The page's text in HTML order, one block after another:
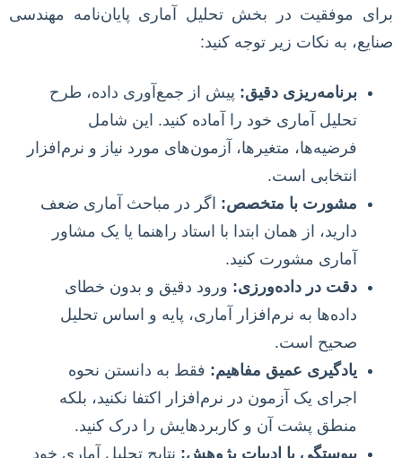
برای موفقیت در بخش تحلیل آماری پایان‌نامه مهندسی
صنایع، به نکات زیر توجه کنید:
برنامه‌ریزی دقیق: پیش از جمع‌آوری داده، طرح
تحلیل آماری خود را آماده کنید. این شامل
فرضیه‌ها، متغیرها، آزمون‌های مورد نیاز و نرم‌افزار
انتخابی است.
مشورت با متخصص: اگر در مباحث آماری ضعف
دارید، از همان ابتدا با استاد راهنما یا یک مشاور
آماری مشورت کنید.
دقت در داده‌ورزی: ورود دقیق و بدون خطای
داده‌ها به نرم‌افزار آماری، پایه و اساس تحلیل
صحیح است.
یادگیری عمیق مفاهیم: فقط به دانستن نحوه
اجرای یک آزمون در نرم‌افزار اکتفا نکنید، بلکه
منطق پشت آن و کاربردهایش را درک کنید.
پیوستگی با ادبیات پژوهش: نتایج تحلیل آماری خود